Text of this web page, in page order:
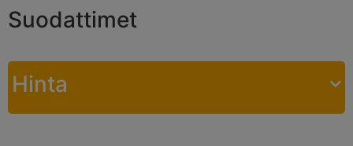
Suodattimet
Hinta